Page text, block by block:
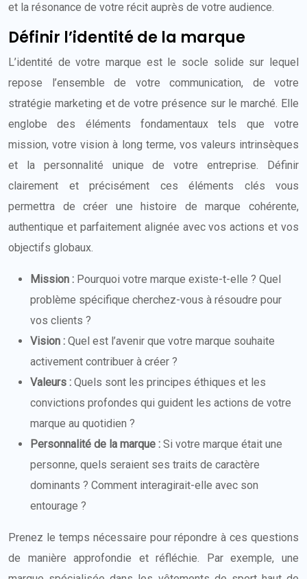
et la résonance de votre récit auprès de votre audience.
Définir l’identité de la marque
L’identité de votre marque est le socle solide sur lequel
repose l’ensemble de votre communication, de votre
stratégie marketing et de votre présence sur le marché. Elle
englobe des éléments fondamentaux tels que votre
mission, votre vision à long terme, vos valeurs intrinsèques
et la personnalité unique de votre entreprise. Définir
clairement et précisément ces éléments clés vous
permettra de créer une histoire de marque cohérente,
authentique et parfaitement alignée avec vos actions et vos
objectifs globaux.
Mission : Pourquoi votre marque existe-t-elle ? Quel
problème spécifique cherchez-vous à résoudre pour
vos clients ?
Vision : Quel est l’avenir que votre marque souhaite
activement contribuer à créer ?
Valeurs : Quels sont les principes éthiques et les
convictions profondes qui guident les actions de votre
marque au quotidien ?
Personnalité de la marque : Si votre marque était une
personne, quels seraient ses traits de caractère
dominants ? Comment interagirait-elle avec son
entourage ?
Prenez le temps nécessaire pour répondre à ces questions
de manière approfondie et réfléchie. Par exemple, une